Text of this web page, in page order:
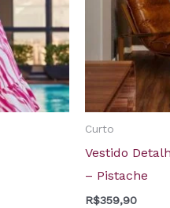
Curto
Vestido
– Pistache
R$359,90